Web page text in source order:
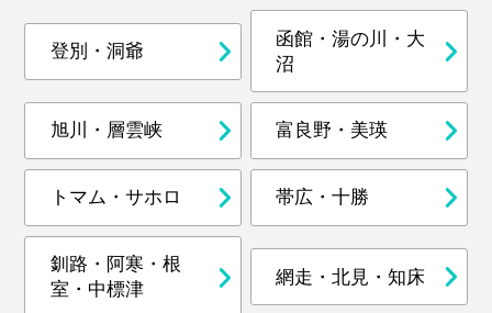
登別・洞爺
函館・湯の川・大
沼
旭川・層雲峡 富良野・美瑛
トマム・サホロ 帯広・十勝
釧路・阿寒・根
室・中標津
網走・北見・知床